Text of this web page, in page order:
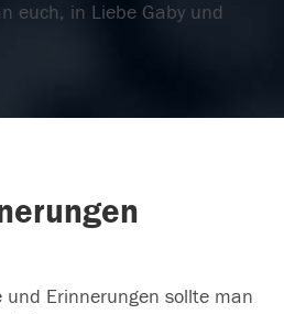
euch, in Liebe Gaby und
und Erinnerungen sollte man